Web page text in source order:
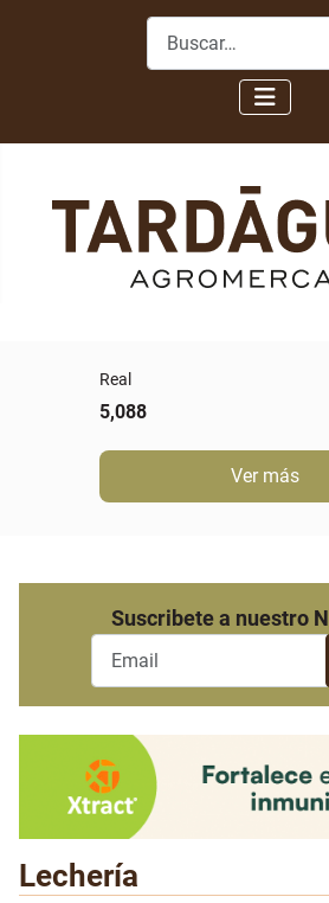
Buscar
Real
5,088
Ver más
Suscribete a nuestro
Lechería